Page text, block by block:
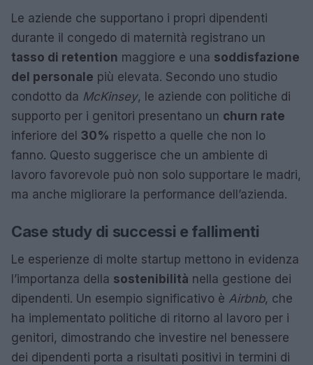
Le aziende che supportano i propri dipendenti
durante il congedo di maternità registrano un
tasso di retention maggiore e una soddisfazione
del personale più elevata. Secondo uno studio
condotto da McKinsey, le aziende con politiche di
supporto per i genitori presentano un churn rate
inferiore del 30% rispetto a quelle che non lo
fanno. Questo suggerisce che un ambiente di
lavoro favorevole può non solo supportare le madri,
ma anche migliorare la performance dell’azienda.
Case study di successi e fallimenti
Le esperienze di molte startup mettono in evidenza
l’importanza della sostenibilità nella gestione dei
dipendenti. Un esempio significativo è Airbnb, che
ha implementato politiche di ritorno al lavoro per i
genitori, dimostrando che investire nel benessere
dei dipendenti porta a risultati positivi in termini di